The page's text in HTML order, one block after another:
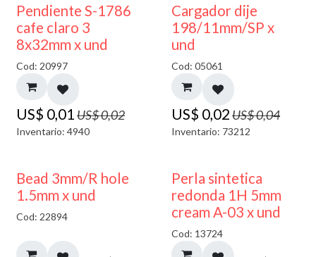
50% DESCUENTO
Pendiente S-1786
cafe claro 3
8x32mm x und
Cod: 20997
US$ 0,01US$0,02
Inventario: 4940
50% DESCUENTO
Cargador dije
198/11mm/SP x
und
Cod: 05061
US$ 0,02US$0,04
Inventario: 73212
Bead 3mm/R hole
1.5mm x und
Cod: 22894
Perla sintetica
redonda 1H 5mm
cream A-03 x und
Cod: 13724